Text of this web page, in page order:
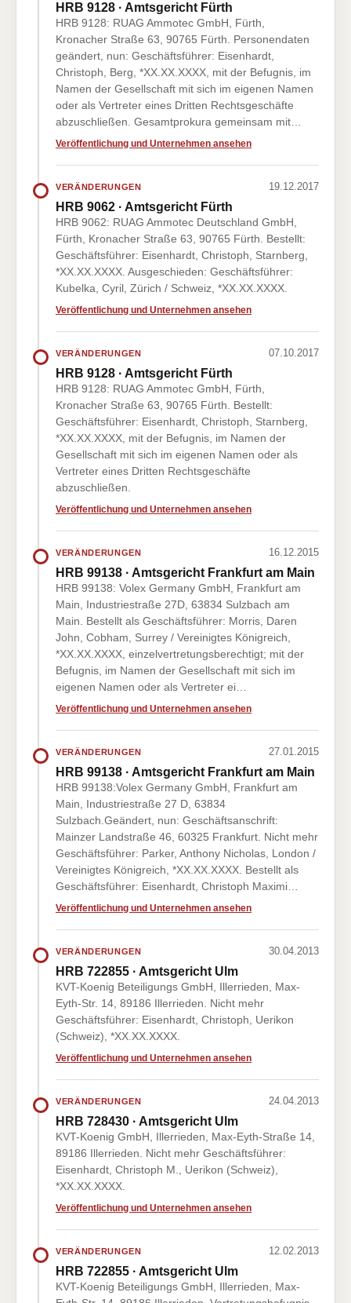
HRB 9128 · Amtsgericht Fürth
HRB 9128: RUAG Ammotec GmbH, Fürth,
Kronacher Straße 63, 90765 Fürth. Personendaten
geändert, nun: Geschäftsführer: Eisenhardt,
Christoph, Berg, *XX.XX.XXXX, mit der Befugnis, im
Namen der Gesellschaft mit sich im eigenen Namen
oder als Vertreter eines Dritten Rechtsgeschäfte
abzuschließen. Gesamtprokura gemeinsam mit…
Veröffentlichung und Unternehmen ansehen
VERÄNDERUNGEN 19.12.2017
HRB 9062 · Amtsgericht Fürth
HRB 9062: RUAG Ammotec Deutschland GmbH,
Fürth, Kronacher Straße 63, 90765 Fürth. Bestellt:
Geschäftsführer: Eisenhardt, Christoph, Starnberg,
*XX.XX.XXXX. Ausgeschieden: Geschäftsführer:
Kubelka, Cyril, Zürich / Schweiz, *XX.XX.XXXX.
Veröffentlichung und Unternehmen ansehen
VERÄNDERUNGEN 07.10.2017
HRB 9128 · Amtsgericht Fürth
HRB 9128: RUAG Ammotec GmbH, Fürth,
Kronacher Straße 63, 90765 Fürth. Bestellt:
Geschäftsführer: Eisenhardt, Christoph, Starnberg,
*XX.XX.XXXX, mit der Befugnis, im Namen der
Gesellschaft mit sich im eigenen Namen oder als
Vertreter eines Dritten Rechtsgeschäfte
abzuschließen.
Veröffentlichung und Unternehmen ansehen
VERÄNDERUNGEN 16.12.2015
HRB 99138 · Amtsgericht Frankfurt am Main
HRB 99138: Volex Germany GmbH, Frankfurt am
Main, Industriestraße 27D, 63834 Sulzbach am
Main. Bestellt als Geschäftsführer: Morris, Daren
John, Cobham, Surrey / Vereinigtes Königreich,
*XX.XX.XXXX, einzelvertretungsberechtigt; mit der
Befugnis, im Namen der Gesellschaft mit sich im
eigenen Namen oder als Vertreter ei…
Veröffentlichung und Unternehmen ansehen
VERÄNDERUNGEN 27.01.2015
HRB 99138 · Amtsgericht Frankfurt am Main
HRB 99138:Volex Germany GmbH, Frankfurt am
Main, Industriestraße 27 D, 63834
Sulzbach.Geändert, nun: Geschäftsanschrift:
Mainzer Landstraße 46, 60325 Frankfurt. Nicht mehr
Geschäftsführer: Parker, Anthony Nicholas, London /
Vereinigtes Königreich, *XX.XX.XXXX. Bestellt als
Geschäftsführer: Eisenhardt, Christoph Maximi…
Veröffentlichung und Unternehmen ansehen
VERÄNDERUNGEN 30.04.2013
HRB 722855 · Amtsgericht Ulm
KVT-Koenig Beteiligungs GmbH, Illerrieden, Max-
Eyth-Str. 14, 89186 Illerrieden. Nicht mehr
Geschäftsführer: Eisenhardt, Christoph, Uerikon
(Schweiz), *XX.XX.XXXX.
Veröffentlichung und Unternehmen ansehen
VERÄNDERUNGEN 24.04.2013
HRB 728430 · Amtsgericht Ulm
KVT-Koenig GmbH, Illerrieden, Max-Eyth-Straße 14,
89186 Illerrieden. Nicht mehr Geschäftsführer:
Eisenhardt, Christoph M., Uerikon (Schweiz),
*XX.XX.XXXX.
Veröffentlichung und Unternehmen ansehen
VERÄNDERUNGEN 12.02.2013
HRB 722855 · Amtsgericht Ulm
KVT-Koenig Beteiligungs GmbH, Illerrieden, Max-